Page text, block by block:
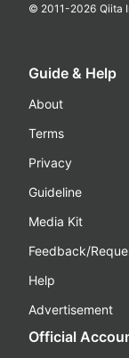
© 2011-2026 Qiita
Guide & Help
About
Terms
Privacy
Guideline
Media Kit
Feedback/
Help
Advertisement
Official